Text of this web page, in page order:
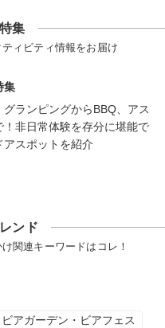
集
ィビティ情報をお届け
集
グランピングからBBQ、アス
！非日常体験を存分に堪能で
アスポットを紹介
ンド
関連キーワードはコレ！
ビアガーデン・ビアフェス